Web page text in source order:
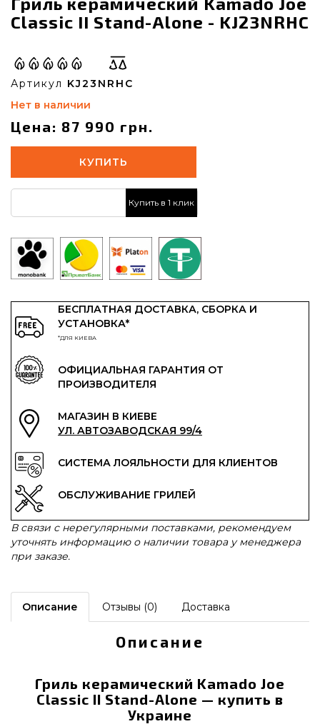
Classic II Stand-Alone - KJ23NRHC
Артикул KJ23NRHC
Нет в наличии
Цена: 87 990 грн.
КУПИТЬ
Купить в 1 клик
БЕСПЛАТНАЯ ДОСТАВКА, СБОРКА И
УСТАНОВКА*
*ДЛЯ КИЕВА
ОФИЦИАЛЬНАЯ ГАРАНТИЯ ОТ
ПРОИЗВОДИТЕЛЯ
МАГАЗИН В КИЕВЕ
УЛ. АВТОЗАВОДСКАЯ 99/4
СИСТЕМА ЛОЯЛЬНОСТИ ДЛЯ КЛИЕНТОВ
ОБСЛУЖИВАНИЕ ГРИЛЕЙ
В связи с нерегулярными поставками, рекомендуем
уточнять информацию о наличии товара у менеджера
при заказе.
Описание Отзывы (0) Доставка
Описание
Гриль керамический Kamado Joe
Classic II Stand-Alone — купить в
Украине